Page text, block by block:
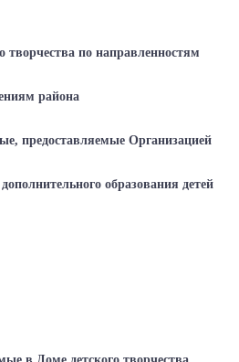
творчества по направленностям
района
предоставляемые Организацией
образования детей